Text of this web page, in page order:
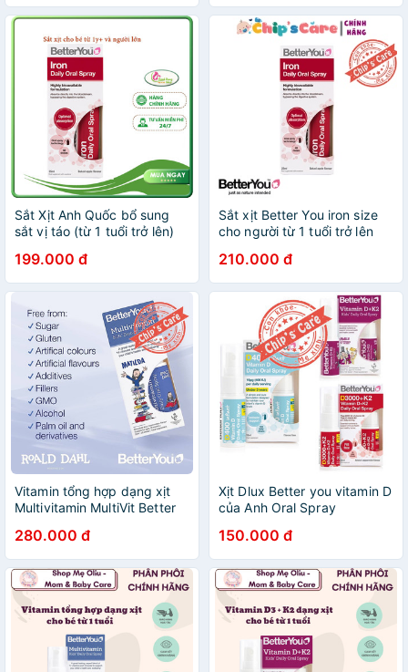
Sắt Xịt Anh Quốc bổ sung
sắt vị táo (từ 1 tuổi trở lên)
199.000 đ
Sắt xịt Better You iron size
cho người từ 1 tuổi trở lên
210.000 đ
Vitamin tổng hợp dạng xịt
Multivitamin MultiVit Better
trở lên Oral Spray
280.000 đ
Xịt Dlux Better you vitamin D
của Anh Oral Spray
150.000 đ